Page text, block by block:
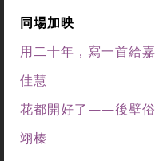
同場加映
用二十年，寫一首給
佳慧
花都開好了——後壁俗
翊榛